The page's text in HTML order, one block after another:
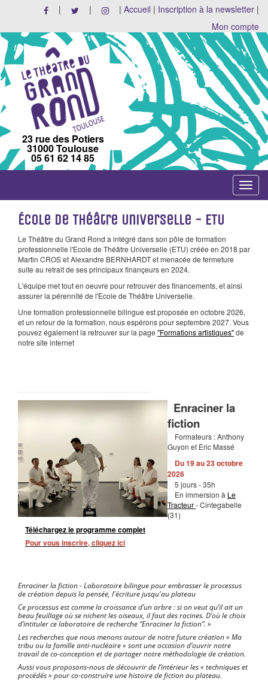
| | | Accueil | Inscription à la newsletter |
Mon compte
23 rue des Potiers
31000 Toulouse
05 61 62 14 85
Toggle
École de Théâtre Universelle - ETU
Le Théâtre du Grand Rond a intégré dans son pôle de formation
professionnelle l'Ecole de Théâtre Universelle (ETU) créée en 2018 par
Martin CROS et Alexandre BERNHARDT et menacée de fermeture
suite au retrait de ses principaux finançeurs en 2024.
L'équipe met tout en oeuvre pour retrouver des financements, et ainsi
assurer la pérennité de l'Ecole de Théâtre Universelle.
Une formation professionnelle bilingue est proposée en octobre 2026,
et un retour de la formation, nous espérons pour septembre 2027. Vous
pouvez également la retrouver sur la page "Formations artistiques"de
notre site internet
Enraciner la
fiction
Formateurs : Anthony
Guyon et Eric Massé
Du 19 au 23 octobre
2026
5 jours - 35h
En immersion à Le
Tracteur- Cintegabelle
(31)
Téléchargez le programme complet
Pour vous inscrire, cliquez ici
Enraciner la fiction - Laboratoire bilingue pour embrasser le processus
de création depuis la pensée, l'écriture jusqu'au plateau
Ce processus est comme la croissance d’un arbre : si on veut qu’il ait un
beau feuillage où se nichent les oiseaux, il faut des racines. D’où le choix
d’intituler ce laboratoire de recherche “Enraciner la fiction”. »
Les recherches que nous menons autour de notre future création « Ma
tribu ou la famille anti-nucléaire » sont une occasion d’ouvrir notre
travail de co-conception et de partager notre méthodologie de création.
Aussi vous proposons-nous de découvrir de l’intérieur les « techniques et
procédés » pour co-construire une histoire de fiction au plateau.